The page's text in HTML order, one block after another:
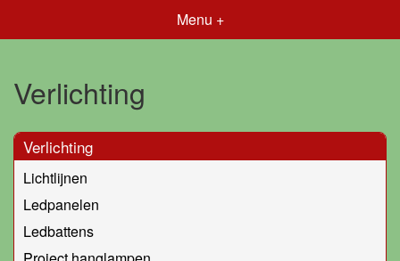
Menu +
Verlichting
Verlichting
Lichtlijnen
Ledpanelen
Ledbattens